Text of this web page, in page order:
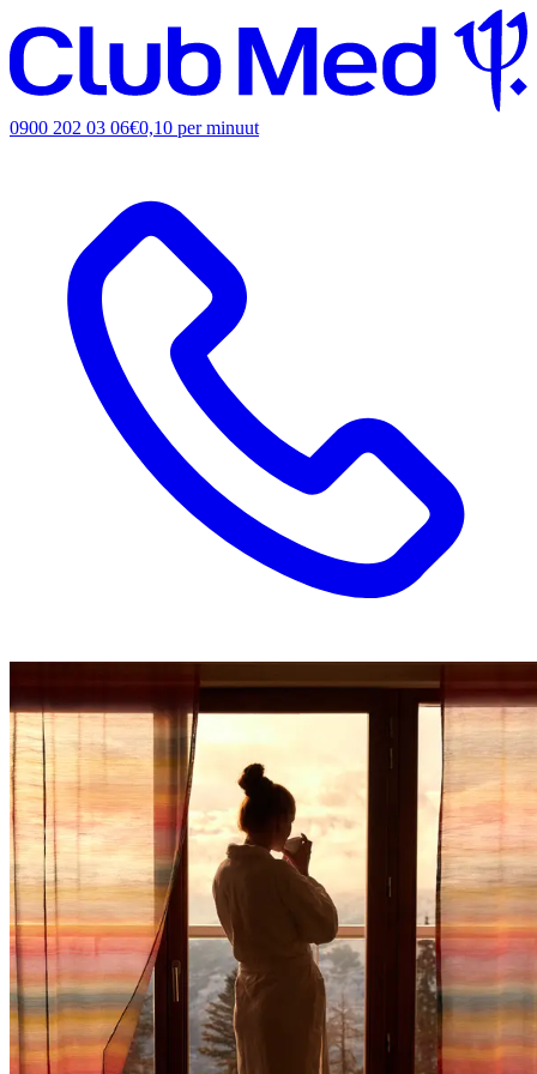
0900 202 03 06€0,10 per minuut